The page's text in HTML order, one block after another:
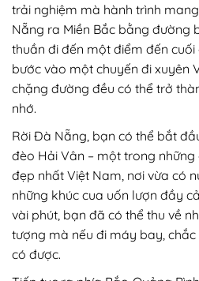
trải nghiệm mà hành trình
Nẵng ra Miền Bắc bằng đường
thuần đi đến một điểm đến
bước vào một chuyến đi xuyên
chặng đường đều có thể trở
nhớ.
Rời Đà Nẵng, bạn có thể bắt
đèo Hải Vân – một trong những
đẹp nhất Việt Nam, nơi vừa có
những khúc cua uốn lượn đầy
vài phút, bạn đã có thể thu về
tượng mà nếu đi máy bay,
có được.